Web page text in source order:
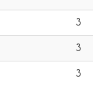
3
3
3